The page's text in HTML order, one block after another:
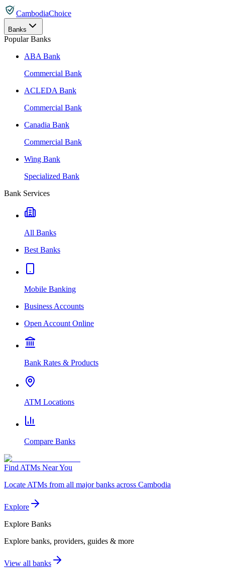
CambodiaChoice
Banks
Popular Banks
ABA Bank
Commercial Bank
ACLEDA Bank
Commercial Bank
Canadia Bank
Commercial Bank
Wing Bank
Specialized Bank
Bank Services
All Banks
Best Banks
Mobile Banking
Business Accounts
Open Account Online
Bank Rates & Products
ATM Locations
Compare Banks
Find ATMs Near You
Locate ATMs from all major banks across Cambodia
Explore
Explore Banks
Explore banks, providers, guides & more
View all banks